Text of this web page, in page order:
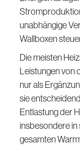
unabhängige
Wallboxen
Die meisten
Leistungen von
nur als
sie
Entlastung der
insbesondere
gesamten